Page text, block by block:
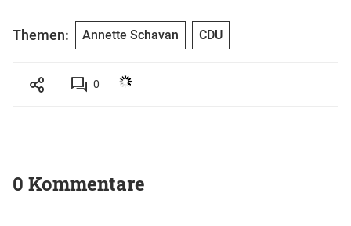
Themen: Annette Schavan CDU
0
0 Kommentare